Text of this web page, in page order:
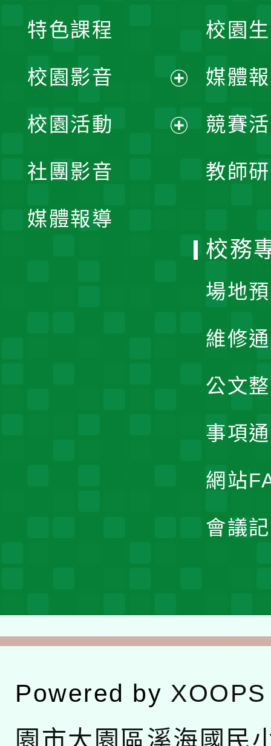
校園
媒體
競賽
教師
特色課程
校園影音
開
校園活動
社團影音
媒體報導
校務
場地
維修
公文
事項
網站
會議
Powered by XOOPS
園市大園區溪海國民